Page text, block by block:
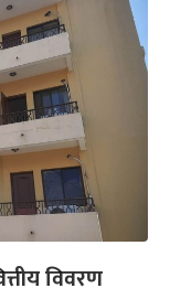
विवरण